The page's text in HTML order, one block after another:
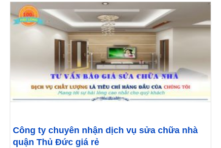
Công ty chuyên nhận dịch vụ sửa chữa nhà
quận Thủ Đức giá rẻ